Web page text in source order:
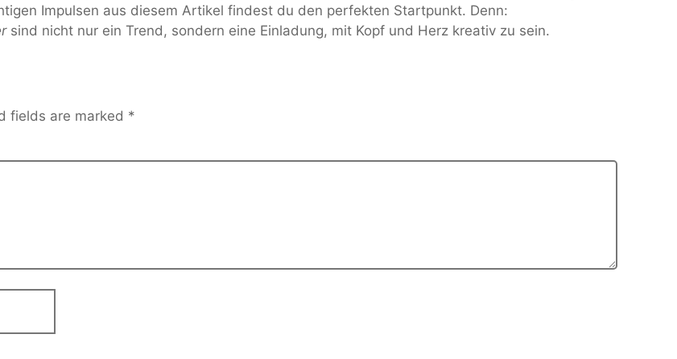
Impulsen aus diesem Artikel findest du den perfekten Startpunkt. Denn:
sind nicht nur ein Trend, sondern eine Einladung, mit Kopf und Herz kreativ zu sein.
fields are marked *